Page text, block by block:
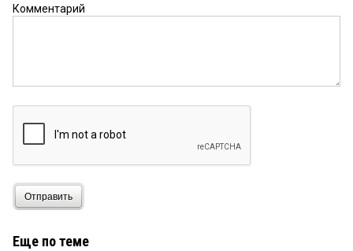
Комментарий
Отправить
Еще по теме